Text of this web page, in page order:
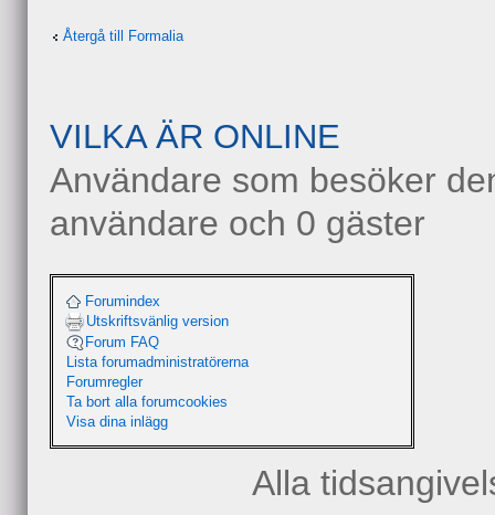
Återgå till Formalia
VILKA ÄR ONLINE
Användare som besöker
användare och 0 gäster
Forumindex
Utskriftsvänlig version
Forum FAQ
Lista forumadministratörerna
Forumregler
Ta bort alla forumcookies
Visa dina inlägg
Alla